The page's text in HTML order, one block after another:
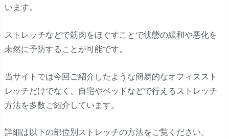
います。
ストレッチなどで筋肉をほぐすことで状態の緩和や悪化を
未然に予防することが可能です。
当サイトでは今回ご紹介したような簡易的なオフィススト
レッチだけでなく、自宅やベッドなどで行えるストレッチ
方法を多数ご紹介しています。
詳細は以下の部位別ストレッチの方法をご覧ください。